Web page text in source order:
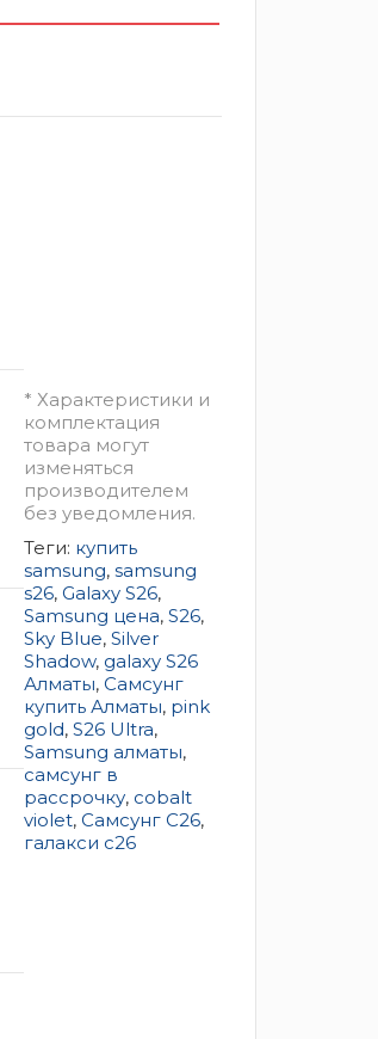
* Характеристики и
комплектация
товара могут
изменяться
производителем
без уведомления.
Теги: купить
samsung, samsung
s26, Galaxy S26,
Samsung цена, S26,
Sky Blue, Silver
Shadow, galaxy S26
Алматы, Самсунг
купить Алматы, pink
gold, S26 Ultra,
Samsung алматы,
самсунг в
рассрочку, cobalt
violet, Самсунг C26,
галакси c26